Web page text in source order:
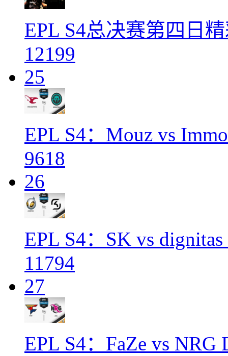
EPL S4总决赛第四日
12199
25
EPL S4：Mouz vs
9618
26
EPL S4：SK vs dignitas
11794
27
EPL S4：FaZe vs NRG